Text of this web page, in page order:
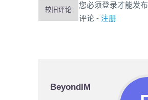
较旧评论
您必须登录才能发布
评论 - 注册
BeyondIM